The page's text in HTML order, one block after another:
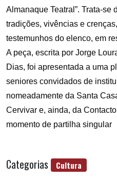
Almanaque Teatral”. Trata-se
tradições, vivências e
testemunhos do elenco, em
A peça, escrita por Jorge
Dias, foi apresentada a uma
seniores convidados de
nomeadamente da Santa
Cervivar e, ainda, da
momento de partilha singular
Categorias Cultura